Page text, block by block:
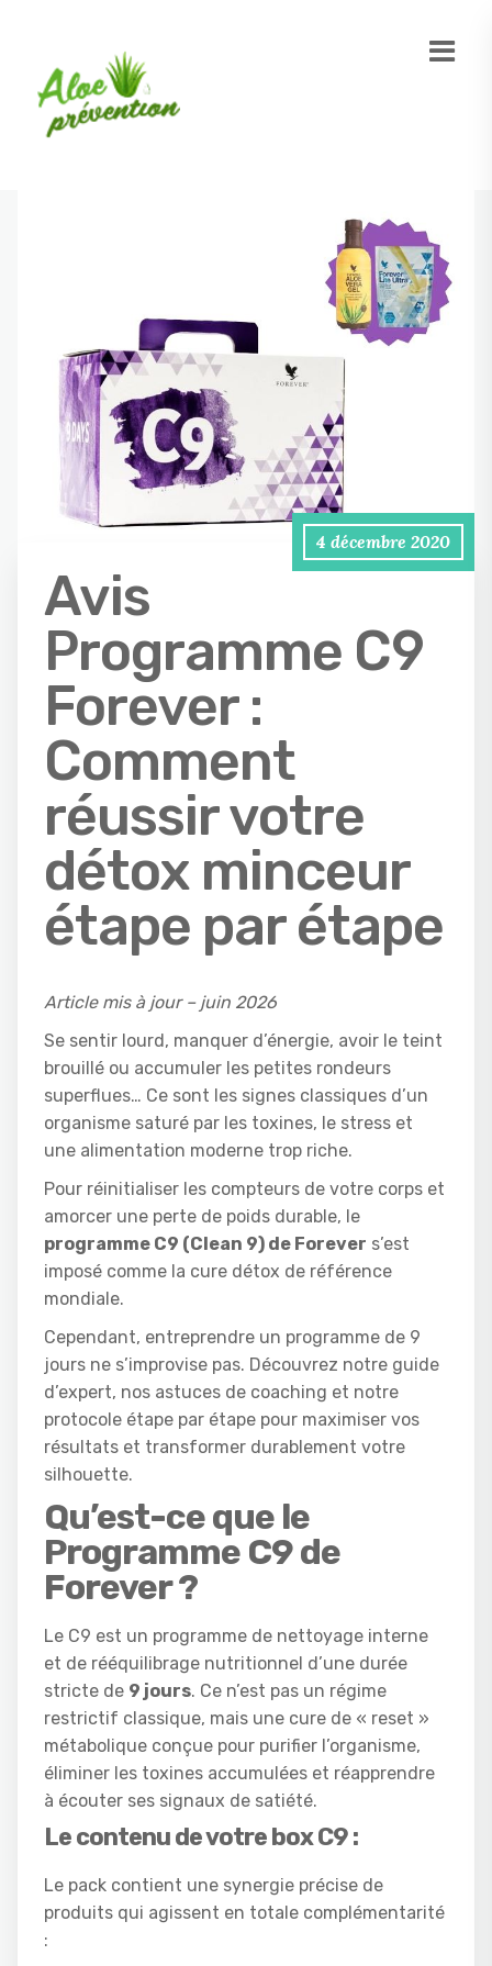
4 décembre 2020
Avis
Programme C9
Forever :
Comment
réussir votre
détox minceur
étape par étape
Article mis à jour – juin 2026
Se sentir lourd, manquer d’énergie, avoir le teint
brouillé ou accumuler les petites rondeurs
superflues… Ce sont les signes classiques d’un
organisme saturé par les toxines, le stress et
une alimentation moderne trop riche.
Pour réinitialiser les compteurs de votre corps et
amorcer une perte de poids durable, le
programme C9 (Clean 9) de Forever s’est
imposé comme la cure détox de référence
mondiale.
Cependant, entreprendre un programme de 9
jours ne s’improvise pas. Découvrez notre guide
d’expert, nos astuces de coaching et notre
protocole étape par étape pour maximiser vos
résultats et transformer durablement votre
silhouette.
Qu’est-ce que le
Programme C9 de
Forever ?
Le C9 est un programme de nettoyage interne
et de rééquilibrage nutritionnel d’une durée
stricte de 9 jours. Ce n’est pas un régime
restrictif classique, mais une cure de « reset »
métabolique conçue pour purifier l’organisme,
éliminer les toxines accumulées et réapprendre
à écouter ses signaux de satiété.
Le contenu de votre box C9 :
Le pack contient une synergie précise de
produits qui agissent en totale complémentarité
: